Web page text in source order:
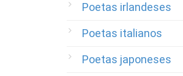
Poetas irlandeses
Poetas italianos
Poetas japoneses